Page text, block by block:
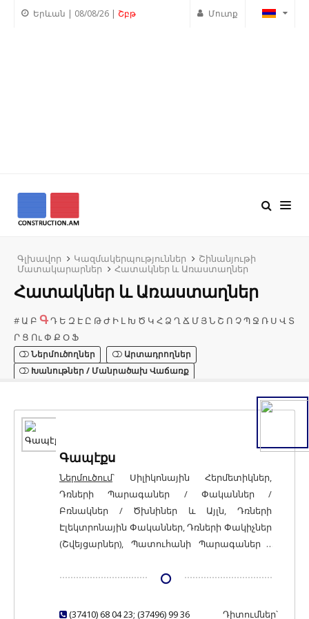
Մուտք
Երևան | 08/08/26 | Շբթ
Գլխավոր Կազմակերպություններ
Շինանյութի
Մատակարարներ
Հատակներ և Առաստաղներ
Հատակներ և Առաստաղներ
# Ա Բ ԳԴ Ե Զ Է Ը ԹԺ Ի Լ Խ Ծ Կ Հ Ձ ՂՃ Մ ՅՆ Շ Ո ՉՊ Ջ Ռ Ս Վ Տ
Ր Ց ՈւՓ Ք ՕՖ
Ներմուծողներ
Արտադրողներ
Խանութներ / Մանրածախ Վաճառք
Գապէքս
Ներմուծում՝ Սիլիկոնային Հերմետիկներ,
Դռների Պարագաներ / Փականներ /
Բռնակներ / Ծխնիներ և Այլն, Դռների
Էլեկտրոնային Փականներ, Դռների Փակիչներ
(Շվեյցարներ), Պատուհանի Պարագաներ /
Ապակի, Հերմետիկներ, Չժանգոտվող
Պողպատից Հարթ Գլանվածք;
Դիտումներ՝
(37410) 68 04 23; (37496) 99 36